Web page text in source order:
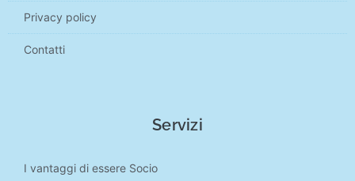
Privacy policy
Contatti
Servizi
I vantaggi di essere Socio